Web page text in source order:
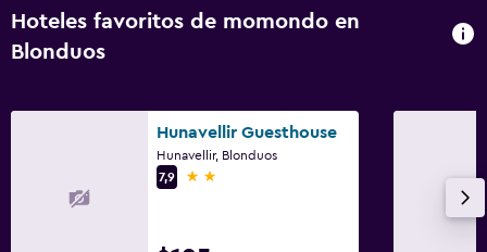
Hoteles favoritos de momondo en
Blonduos
Hunavellir Guesthouse
Hunavellir, Blonduos
7,9
2 estrellas